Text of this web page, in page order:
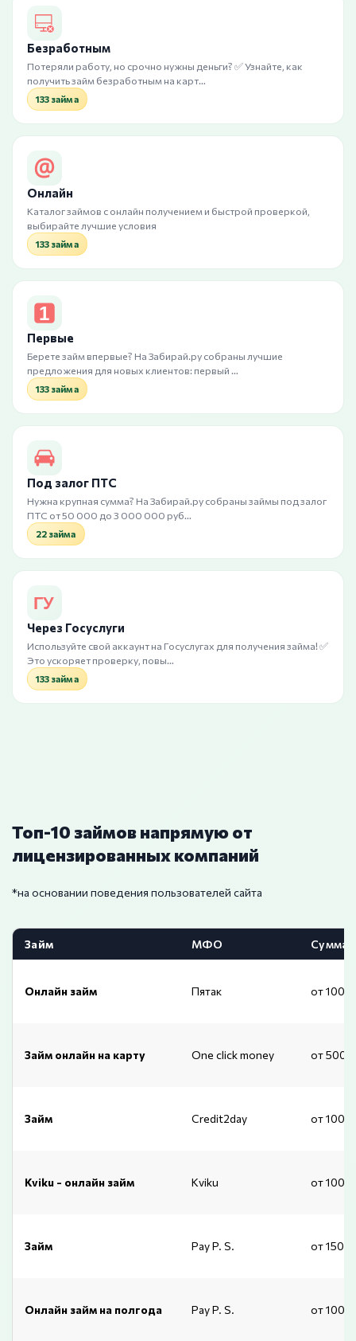
Безработным
Потеряли работу, но срочно нужны деньги? ✅ Узнайте, как
получить займ безработным на карт…
133 займа
Онлайн
Каталог займов с онлайн получением и быстрой проверкой,
выбирайте лучшие условия
133 займа
Первые
Берете займ впервые? На Забирай.ру собраны лучшие
предложения для новых клиентов: первый …
133 займа
Под залог ПТС
Нужна крупная сумма? На Забирай.ру собраны займы под залог
ПТС от 50 000 до 3 000 000 руб…
22 займа
Через Госуслуги
Используйте свой аккаунт на Госуслугах для получения займа! ✅
Это ускоряет проверку, повы…
133 займа
Топ-10 займов напрямую от
лицензированных компаний
*на основании поведения пользователей сайта
Займ МФО Сумма
Онлайн займ Пятак от
Займ онлайн на карту One click money от 500
Займ Credit2day от
Kviku - онлайн займ Kviku от 1000
Займ Pay P. S. от
Онлайн займ на полгода Pay P. S. от 1000